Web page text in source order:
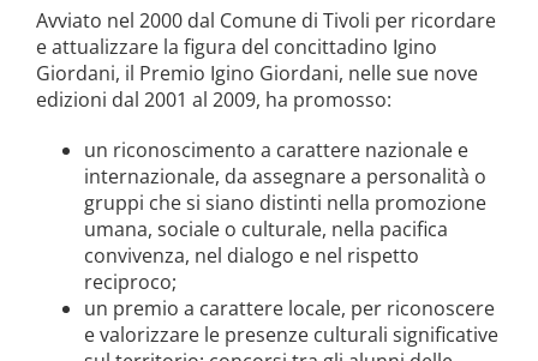
notizie
Avviato nel 2000 dal Comune di Tivoli per ricordare
e attualizzare la figura del concittadino Igino
Giordani, il Premio Igino Giordani, nelle sue nove
edizioni dal 2001 al 2009, ha promosso:
un riconoscimento a carattere nazionale e
internazionale, da assegnare a personalità o
gruppi che si siano distinti nella promozione
umana, sociale o culturale, nella pacifica
convivenza, nel dialogo e nel rispetto
reciproco;
un premio a carattere locale, per riconoscere
e valorizzare le presenze culturali significative